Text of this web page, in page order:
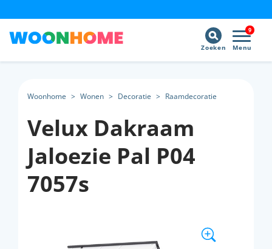
9
Menu
Zoeken
Woonhome > Wonen > Decoratie > Raamdecoratie
Velux Dakraam
Jaloezie Pal P04
7057s